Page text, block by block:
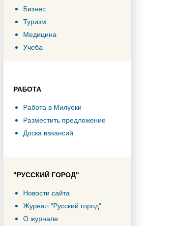
Бизнес
Туризм
Медицина
Учеба
РАБОТА
Работа в Милуоки
Разместить предложение
Доска вакансий
"РУССКИЙ ГОРОД"
Новости сайта
Журнал "Русский город"
О журнале